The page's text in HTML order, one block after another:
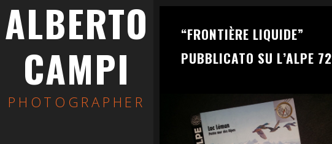
ALBERTO
CAMPI
PHOTOGRAPHER
“FRONTIÈRE LIQUIDE”
PUBBLICATO SU L’ALPE 72